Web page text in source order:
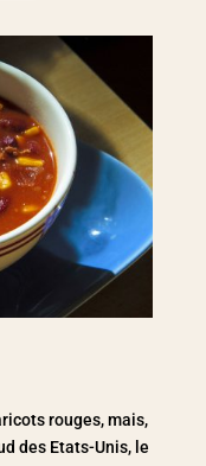
rouges, mais,
des Etats-Unis, le